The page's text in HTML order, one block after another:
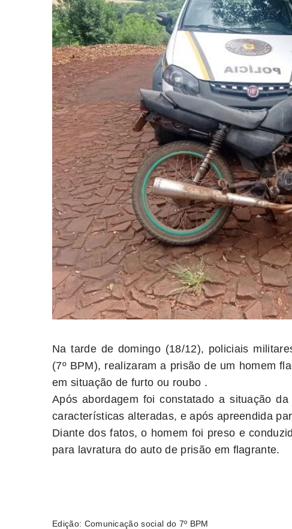
Na tarde de domingo (18/12), policiais
(7º BPM), realizaram a prisão de um homem
em situação de furto ou roubo .
Após abordagem foi constatado a situação
características alteradas, e após apreendida
Diante dos fatos, o homem foi preso e
para lavratura do auto de prisão em flagrante.
Edição: Comunicação social do 7º BPM